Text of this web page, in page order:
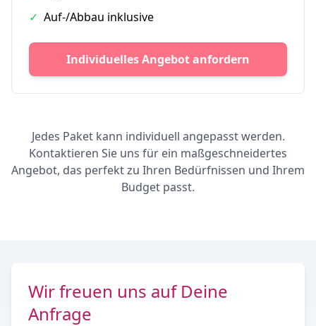
✓ Auf-/Abbau inklusive
Individuelles Angebot anfordern
Jedes Paket kann individuell angepasst werden.
Kontaktieren Sie uns für ein maßgeschneidertes
Angebot, das perfekt zu Ihren Bedürfnissen und Ihrem
Budget passt.
Wir freuen uns auf Deine
Anfrage